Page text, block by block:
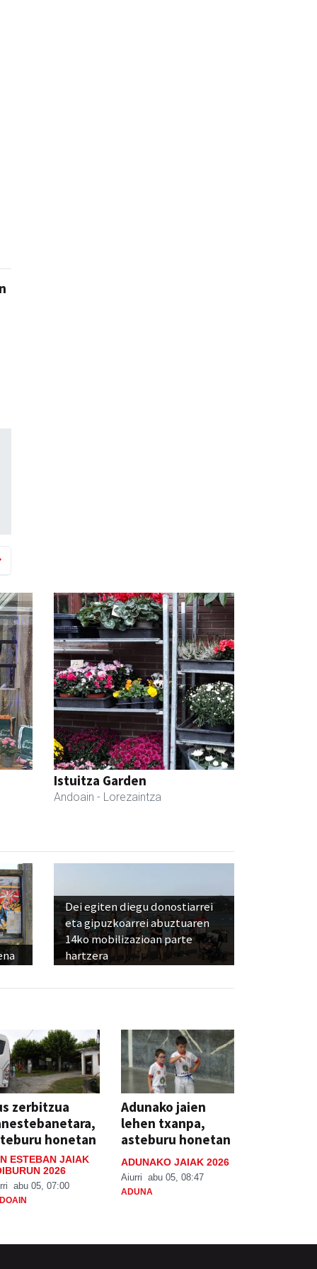
Istuitza Garden
Andoain - Lorezaintza
Dei egiten diegu donostiarrei
eta gipuzkoarrei abuztuaren
14ko mobilizazioan parte
hartzera
zerbitzua
honetan
ESTEBAN JAIAK
2026
abu 05, 07:00
Adunako jaien
lehen txanpa,
asteburu honetan
ADUNAKO JAIAK 2026
Aiurri abu 05, 08:47
ADUNA